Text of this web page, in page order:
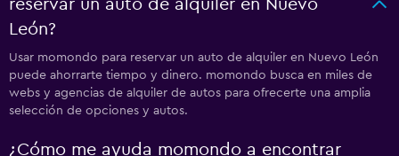
reservar un auto de alquiler en Nuevo
León?
Usar momondo para reservar un auto de alquiler en Nuevo León
puede ahorrarte tiempo y dinero. momondo busca en miles de
webs y agencias de alquiler de autos para ofrecerte una amplia
selección de opciones y autos.
¿Cómo me ayuda momondo a encontrar